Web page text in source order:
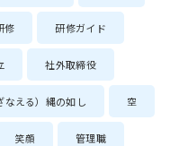
修 研修ガイド
社外取締役
なえる）縄の如し 空
笑顔 管理職